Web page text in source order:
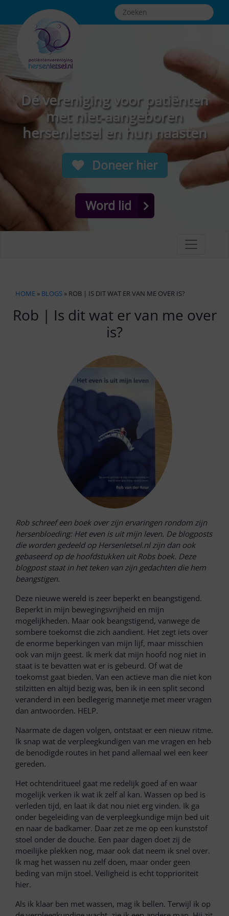
Dé vereniging voor patiënten
met niet-aangeboren
hersenletsel en hun naasten
Doneer hier
Word lid
HOME » BLOGS » ROB | IS DIT WAT ER VAN ME OVER IS?
Rob | Is dit wat er van me over
is?
Rob schreef een boek over zijn ervaringen rondom zijn
hersenbloeding: Het even is uit mijn leven. De blogposts
die worden gedeeld op Hersenletsel.nl zijn dan ook
gebaseerd op de hoofdstukken uit Robs boek. Deze
blogpost staat in het teken van zijn gedachten die hem
beangstigen.
Deze nieuwe wereld is zeer beperkt en beangstigend.
Beperkt in mijn bewegingsvrijheid en mijn
mogelijkheden. Maar ook beangstigend, vanwege de
sombere toekomst die zich aandient. Het zegt iets over
de enorme beperkingen van mijn lijf, maar misschien
ook van mijn geest. Ik merk dat mijn hoofd nog niet in
staat is te bevatten wat er is gebeurd. Of wat de
toekomst gaat bieden. Van een actieve man die niet kon
stilzitten en altijd bezig was, ben ik in een split second
veranderd in een bedlegerig mannetje met meer vragen
dan antwoorden. HELP.
Naarmate de dagen volgen, ontstaat er een nieuw ritme.
Ik snap wat de verpleegkundigen van me vragen en heb
de benodigde routes in het pand allemaal wel een keer
gereden.
Het ochtendritueel gaat me redelijk goed af en waar
mogelijk verken ik wat ik zelf al kan. Wassen op bed is
verleden tijd, en laat ik dat nou niet erg vinden. Ik ga
onder begeleiding van de verpleegkundige mijn bed uit
en naar de badkamer. Daar zet ze me op een kunststof
stoel onder de douche. Een paar dagen doet zij de
moeilijke plekken nog, maar ook dat neem ik snel over.
Ik mag het wassen nu zelf doen, maar onder geen
beding van mijn stoel. Veiligheid is echt topprioriteit
hier.
Als ik klaar ben met wassen, mag ik bellen. Terwijl ik op